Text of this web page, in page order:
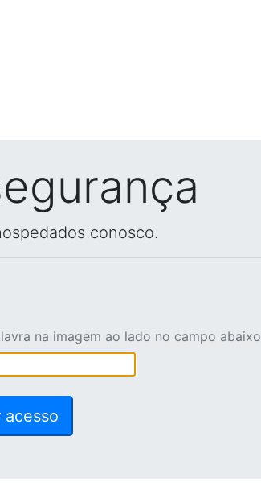
conosco.
na imagem ao lado no campo abaixo